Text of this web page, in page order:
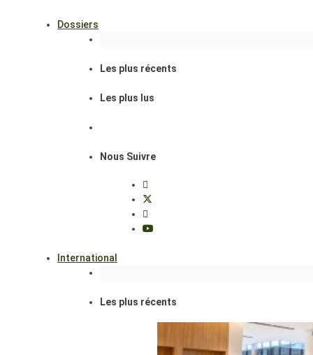
Dossiers
Les plus récents
Les plus lus
Nous Suivre
International
Les plus récents